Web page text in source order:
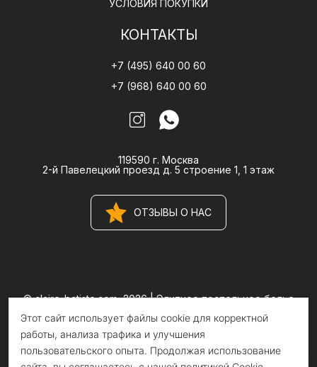
УСЛОВИЯ ПОКУПКИ
КОНТАКТЫ
+7 (495) 640 00 60
+7 (968) 640 00 60
119590 г. Москва
2-й Павелецкий проезд д. 5 строение 1, 1 этаж
ОТЗЫВЫ О НАС
© claire-batiste.com, 2026 |Элитное постельное белье
Информация на сайте носит информационный характер и не
является публичной офертой
Этот сайт использует файлы cookie для корректной
работы, анализа трафика и улучшения
пользовательского опыта. Продолжая использование